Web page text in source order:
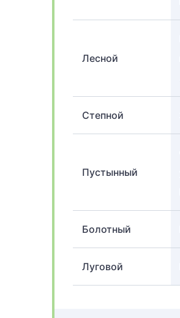
Лесной
Степной
Пустынный
Болотный
Луговой